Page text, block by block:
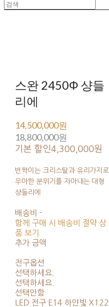
스완 2450Φ 샹들
리에
14,500,000원
18,800,000원
기본 할인4,300,000원
반짝이는 크리스탈과 유리가지로
우아한 분위기를 자아내는 대형
샹들리에
배송비 -
함께 구매 시 배송비 절약 상
품 보기
추가 금액
전구옵션
선택하세요.
선택하세요.
선택안함
LED 전구 E14 하얀빛 X122